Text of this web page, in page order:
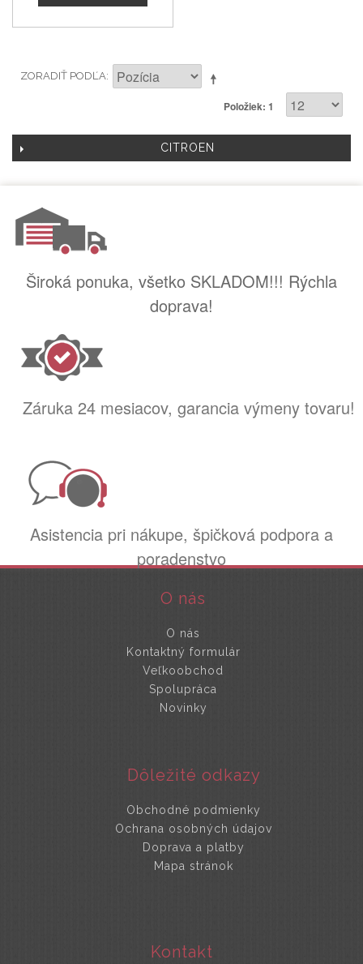
ZORADIŤ PODĽA
Položiek: 1
CITROEN
Široká ponuka, všetko SKLADOM!!! Rýchla
doprava!
Záruka 24 mesiacov, garancia výmeny tovaru!
Asistencia pri nákupe, špičková podpora a
poradenstvo
O nás
O nás
Kontaktný formulár
Veľkoobchod
Spolupráca
Novinky
Dôležité odkazy
Obchodné podmienky
Ochrana osobných údajov
Doprava a platby
Mapa stránok
Kontakt